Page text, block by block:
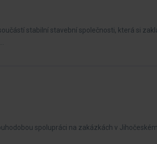
stabilní stavební společnosti, která si
spolupráci na zakázkách v